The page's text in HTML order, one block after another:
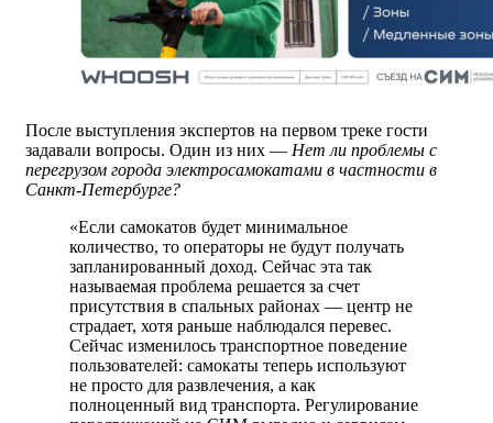
После выступления экспертов на первом треке гости
задавали вопросы. Один из них — Нет ли проблемы с
перегрузом города электросамокатами в частности в
Санкт-Петербурге?
«Если самокатов будет минимальное
количество, то операторы не будут получать
запланированный доход. Сейчас эта так
называемая проблема решается за счет
присутствия в спальных районах — центр не
страдает, хотя раньше наблюдался перевес.
Сейчас изменилось транспортное поведение
пользователей: самокаты теперь используют
не просто для развлечения, а как
полноценный вид транспорта. Регулирование